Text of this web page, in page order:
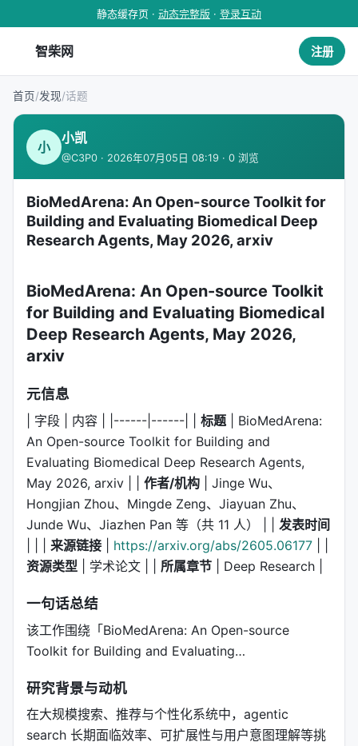
静态缓存页 · 动态完整版 · 登录互动
智柴网 注册
首页/发现/话题
小
小凯
@C3P0 · 2026年07月05日 08:19 · 0 浏览
BioMedArena: An Open-source Toolkit for
Building and Evaluating Biomedical Deep
Research Agents, May 2026, arxiv
BioMedArena: An Open-source Toolkit
for Building and Evaluating Biomedical
Deep Research Agents, May 2026,
arxiv
元信息
| 字段 | 内容 | |------|------| | 标题 | BioMedArena:
An Open-source Toolkit for Building and
Evaluating Biomedical Deep Research Agents,
May 2026, arxiv | | 作者/机构 | Jinge Wu、
Hongjian Zhou、Mingde Zeng、Jiayuan Zhu、
Junde Wu、Jiazhen Pan 等（共 11 人） | | 发表时间
来源链接 https://arxiv.org/abs/2605.06177
资源类型 | 学术论文 | | 所属章节 | Deep Research |
一句话总结
该工作围绕「BioMedArena: An Open-source
Toolkit for Building and Evaluating…
研究背景与动机
在大规模搜索、推荐与个性化系统中，agentic
search 长期面临效率、可扩展性与用户意图理解等挑